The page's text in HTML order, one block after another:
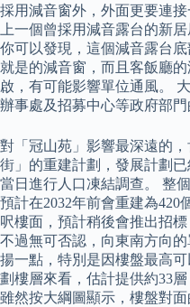
採用減音窗外，外面更要連
上一個曾採用減音露台的新
你可以發現，這個減音露台
就是的減音窗，而且客飯廳
啟，有可能影響單位通風。
辦事處及招募中心等政府部門
對「冠山苑」影響最深遠的
街」的重建計劃，發展計劃
當日進行人口凍結調查。 整
預計在2032年前會重建為420
呎樓面，預計稍後會推出招標
不過無可否認，向東南方向
揚一點，特別是因樓盤最高
劃樓層來看，估計提供約33
雖然按大綱圖顯示，樓盤對